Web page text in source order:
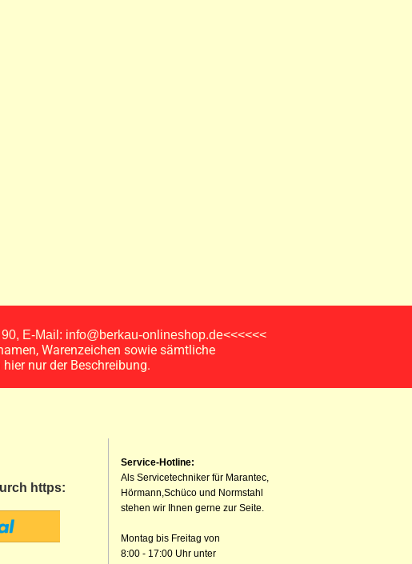
E-Mail: info@berkau-onlineshop.de<<<<<<
Warenzeichen sowie sämtliche
nur der Beschreibung.
https:
Service-Hotline:
Als Servicetechniker für Marantec,
Hörmann,Schüco und Normstahl
stehen wir Ihnen gerne zur Seite.
Montag bis Freitag von
8:00 - 17:00 Uhr unter